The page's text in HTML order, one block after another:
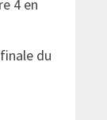
4 en
du